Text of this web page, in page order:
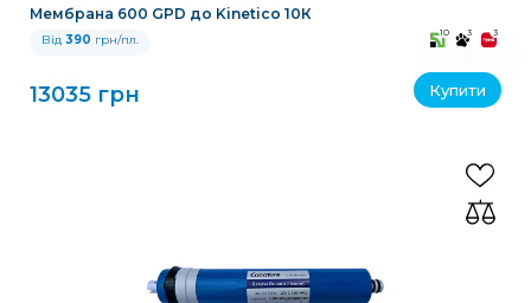
Мембрана 600 GPD до Kinetico 10К
Від 390 грн/пл. 10 3 3
13035 грн Купити